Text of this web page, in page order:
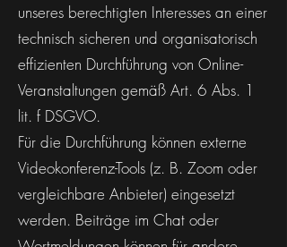
unseres berechtigten Interesses an einer
technisch sicheren und organisatorisch
effizienten Durchführung von Online-
Veranstaltungen gemäß Art. 6 Abs. 1
lit. f DSGVO.
Für die Durchführung können externe
Videokonferenz-Tools (z. B. Zoom oder
vergleichbare Anbieter) eingesetzt
werden. Beiträge im Chat oder